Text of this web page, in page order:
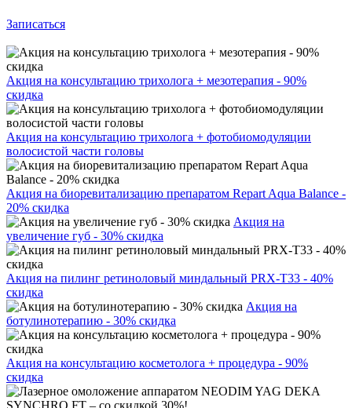
Записаться
Акция на консультацию трихолога + мезотерапия - 90%
скидка
Акция на консультацию трихолога + фотобиомодуляции
волосистой части головы
Акция на биоревитализацию препаратом Repart Aqua Balance -
20% скидка
Акция на
увеличение губ - 30% скидка
Акция на пилинг ретиноловый миндальный PRX-T33 - 40%
скидка
Акция на
ботулинотерапию - 30% скидка
Акция на консультацию косметолога + процедура - 90%
скидка